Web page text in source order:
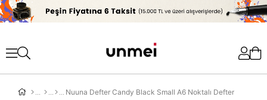
'
Nuuna Defter Candy Black Small A6 Noktalı Defter